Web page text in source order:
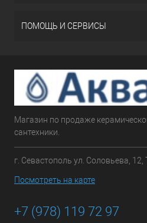
ПОМОЩЬ И СЕРВИСЫ
Магазин по продаже
сантехники.
г. Севастополь ул. Соловьева,
Посмотреть на карте
+7 (978) 119 72 97